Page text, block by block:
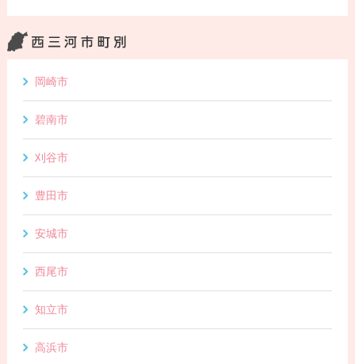
岡崎市
碧南市
刈谷市
豊田市
安城市
西尾市
知立市
高浜市